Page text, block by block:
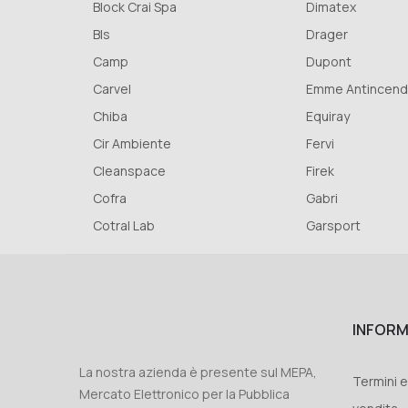
Block Crai Spa
Bls
Camp
Carvel
Chiba
Cir Ambiente
Cleanspace
Cofra
Cotral Lab
Dimatex
Drager
Dupont
Emme
Equiray
Fervi
Firek
Gabri
Garsport
La nostra azienda è presente sul MEPA,
Mercato Elettronico per la Pubblica
Termini